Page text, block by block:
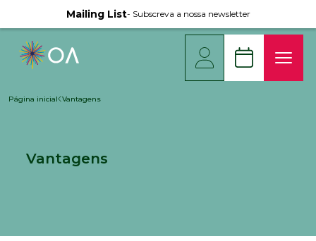
Mailing List- Subscreva a nossa newsletter
Página inicial Vantagens
Vantagens